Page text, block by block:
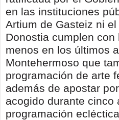
en las instituciones
Artium de Gasteiz ni
Donostia cumplen
menos en los últimos
Montehermoso que
programación de arte
además de apostar
acogido durante cinco
programación